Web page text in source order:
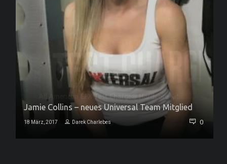
Jamie Collins – neues Universal Team Mitglied
18 März, 2017 Darek Charlebes 0